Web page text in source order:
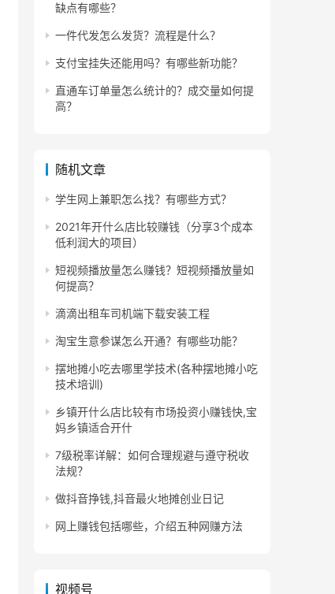
缺点有哪些？
一件代发怎么发货？流程是什么？
支付宝挂失还能用吗？有哪些新功能？
直通车订单量怎么统计的？成交量如何提
高？
随机文章
学生网上兼职怎么找？有哪些方式？
2021年开什么店比较赚钱（分享3个成本
低利润大的项目）
短视频播放量怎么赚钱？短视频播放量如
何提高？
滴滴出租车司机端下载安装工程
淘宝生意参谋怎么开通？有哪些功能？
摆地摊小吃去哪里学技术(各种摆地摊小吃
技术培训)
乡镇开什么店比较有市场投资小赚钱快,宝
妈乡镇适合开什
7级税率详解：如何合理规避与遵守税收
法规？
做抖音挣钱,抖音最火地摊创业日记
网上赚钱包括哪些，介绍五种网赚方法
视频号